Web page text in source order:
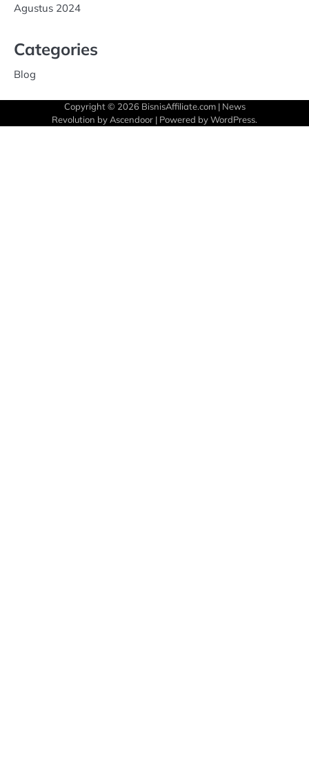
Agustus 2024
Categories
Blog
Copyright © 2026 BisnisAffiliate.com| News
Revolution by Ascendoor | Powered byWordPress.